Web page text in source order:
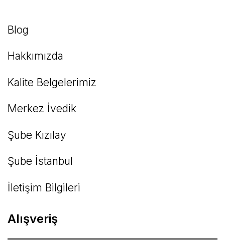
Blog
Hakkımızda
Kalite Belgelerimiz
Merkez İvedik
Şube Kızılay
Şube İstanbul
İletişim Bilgileri
Alışveriş